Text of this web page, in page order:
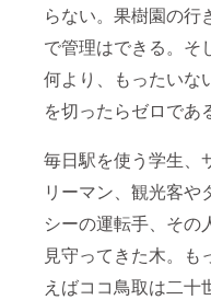
らない。果樹園の行
で管理はできる。そ
何より、もったいな
を切ったらゼロであ
毎日駅を使う学生、
リーマン、観光客や
シーの運転手、その
見守ってきた木。も
えばココ鳥取は二十